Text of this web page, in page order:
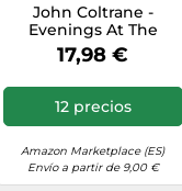
John Coltrane -
Evenings At The
Village Gate (CD)
17,98 €
12 precios
Amazon Marketplace (ES)
Envío a partir de 9,00 €